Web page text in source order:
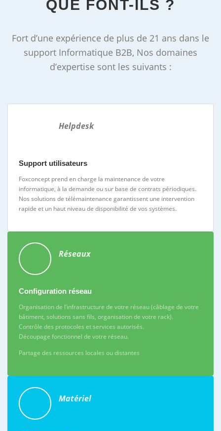
QUE FONT-ILS ?
Fort d’une expérience de plus de 21 ans dans le
support Informatique B2B, Nos domaines
d’expertise sont les suivants :
Helpdesk
Support utilisateurs
Foxconcept prend en charge la maintenance de votre
informatique, à la demande ou sur base de contrats périodiques.
Nos solutions de télémaintenance garantissent une intervention
rapide et un haut niveau de disponibilité de vos systèmes.
Réseaux
Configuration réseau
Organisation de l’infrastructure de votre réseau (câblage de votre
bâtiment, solutions sans fils, organisation de votre rack).
Contrôle des protocoles et services autorisés.
Découpage fonctionnel de votre réseau.
Partage des ressources locales ou distantes
Matériel